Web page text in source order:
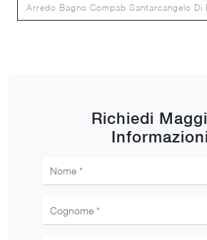
Arredo Bagno Compab Santarcangelo Di
Richiedi
Informazioni